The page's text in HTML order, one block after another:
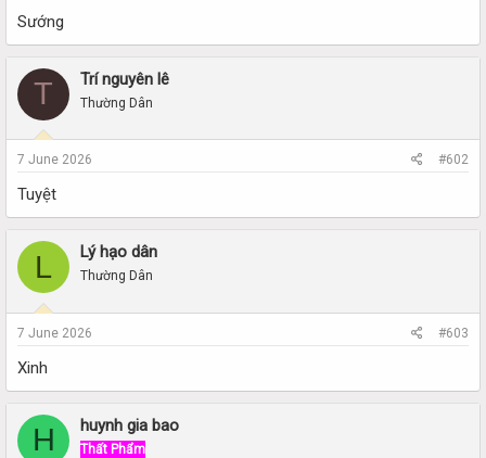
r
Sướng
T Trí nguyên lê
Thường Dân
7 June 2026 #602
Tuyệt
L Lý hạo dân
Thường Dân
7 June 2026 #603
Xinh
H huynh gia bao
Thất Phẩm